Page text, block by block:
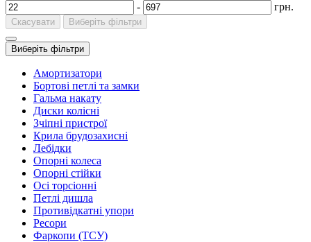
-
грн.
Скасувати Виберіть фільтри
Виберіть фільтри
Амортизатори
Бортові петлі та замки
Гальма накату
Диски колісні
Зчіпні пристрої
Крила брудозахисні
Лебідки
Опорні колеса
Опорні стійки
Осі торсіонні
Петлі дишла
Противідкатні упори
Ресори
Фаркопи (ТСУ)